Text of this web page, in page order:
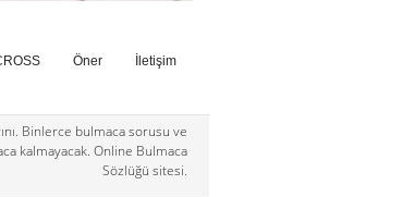
Öner İletişim
Binlerce bulmaca sorusu ve
kalmayacak. Online Bulmaca
Sözlüğü sitesi.